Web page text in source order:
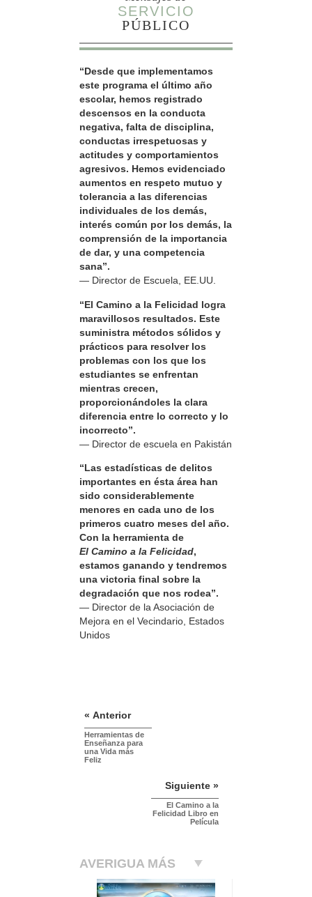
SERVICIO
PÚBLICO
“Desde que implementamos
este programa el último año
escolar, hemos registrado
descensos en la conducta
negativa, falta de disciplina,
conductas irrespetuosas y
actitudes y comportamientos
agresivos. Hemos evidenciado
aumentos en respeto mutuo y
tolerancia a las diferencias
individuales de los demás,
interés común por los demás, la
comprensión de la importancia
de dar, y una competencia
sana”.
— Director de Escuela, EE.UU.
“El Camino a la Felicidad logra
maravillosos resultados. Este
suministra métodos sólidos y
prácticos para resolver los
problemas con los que los
estudiantes se enfrentan
mientras crecen,
proporcionándoles la clara
diferencia entre lo correcto y lo
incorrecto”.
— Director de escuela en Pakistán
“Las estadísticas de delitos
importantes en ésta área han
sido considerablemente
menores en cada uno de los
primeros cuatro meses del año.
Con la herramienta de
El Camino a la Felicidad,
estamos ganando y tendremos
una victoria final sobre la
degradación que nos rodea”.
— Director de la Asociación de
Mejora en el Vecindario, Estados
Unidos
« Anterior
Herramientas de
Enseñanza para
una Vida más
Feliz
Siguiente »
El Camino a la
Felicidad Libro en
Película
AVERIGUA MÁS